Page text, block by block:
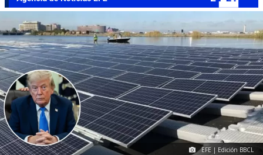
EFE | Edición BBCL